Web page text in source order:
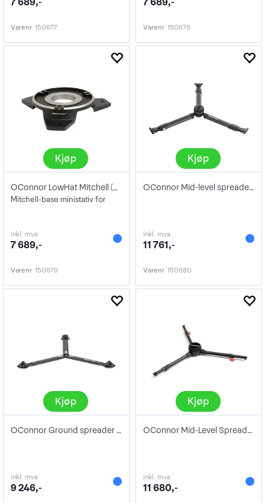
7 689,-
Varenr 150677
7 689,-
Varenr 150678
Kjøp
OConnor LowHat Mitchell (fixed legs)
Mitchell-base ministativ for
inkl. mva
7 689,-
Varenr 150679
Kjøp
OConnor Mid-level spreader Flowtech100
inkl. mva
11 761,-
Varenr 150680
Kjøp
OConnor Ground spreader Flowtech
inkl. mva
9 246,-
Kjøp
OConnor Mid-Level Spreader
inkl. mva
11 680,-